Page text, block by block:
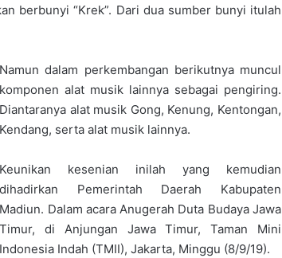
berbunyi “Krek”. Dari dua sumber bunyi itulah
Namun dalam perkembangan berikutnya muncul
komponen alat musik lainnya sebagai pengiring.
Diantaranya alat musik Gong, Kenung, Kentongan,
Kendang, serta alat musik lainnya.
Keunikan kesenian inilah yang kemudian
dihadirkan Pemerintah Daerah Kabupaten
Madiun. Dalam acara Anugerah Duta Budaya Jawa
Timur, di Anjungan Jawa Timur, Taman Mini
Indonesia Indah (TMII), Jakarta, Minggu (8/9/19).